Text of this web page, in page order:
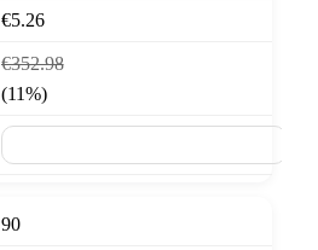
€5.26
€352.98
(11%)
90